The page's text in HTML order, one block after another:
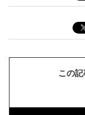
この